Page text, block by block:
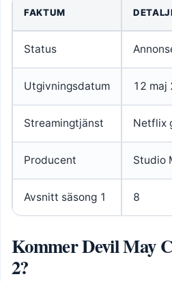
FAKTUM
Status
Utgivningsdatum 12 maj
Streamingtjänst Netflix
Producent Studio
Avsnitt säsong 1 8
Kommer Devil May
2?